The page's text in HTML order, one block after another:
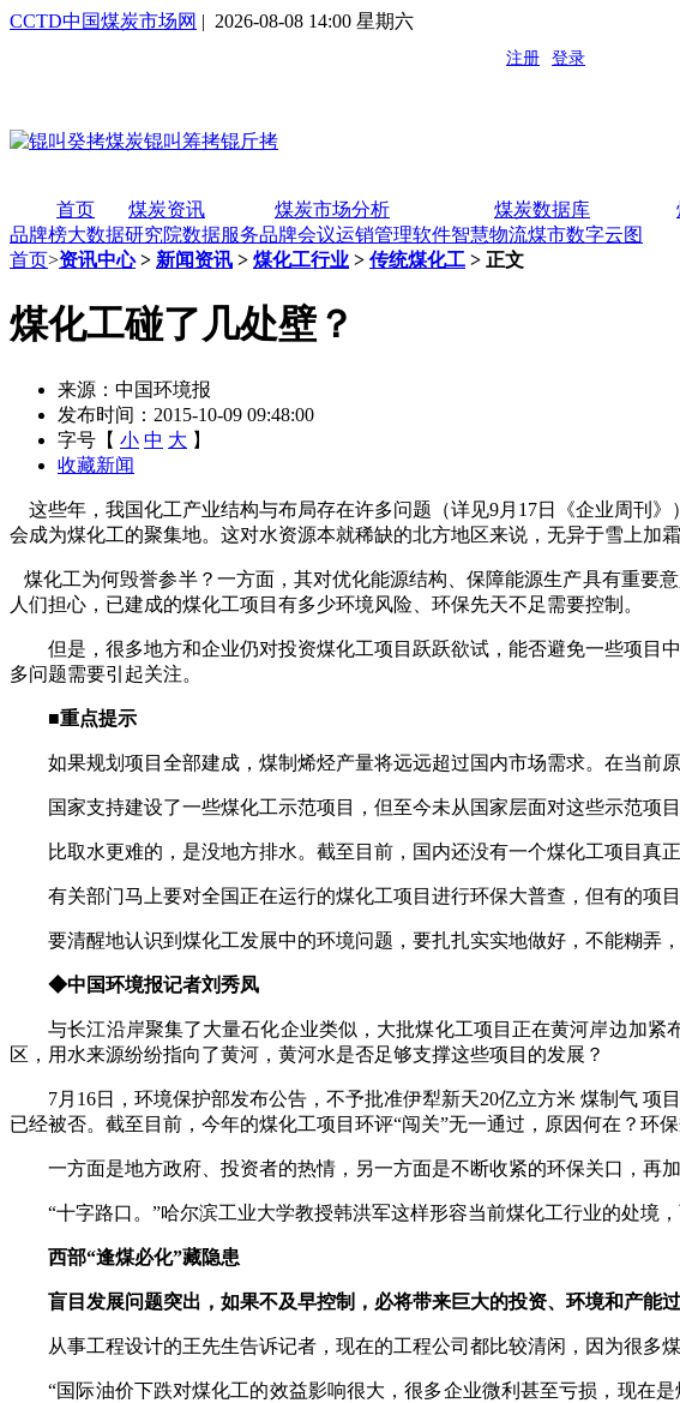
CCTD中国煤炭市场网 | 2026-08-08 14:00 星期六
首页 煤炭资讯 煤炭市场分析 煤炭数据库
品牌榜大数据研究院数据服务品牌会议运销管理软件智慧物流煤市数字云图
首页>资讯中心> 新闻资讯 > 煤化工行业 > 传统煤化工 > 正文
煤化工碰了几处壁？
来源：中国环境报
发布时间：2015-10-09 09:48:00
字号【 小 中 大 】
收藏新闻
这些年，我国化工产业结构与布局存在许多问题（详见9月17日《企业周刊
会成为煤化工的聚集地。这对水资源本就稀缺的北方地区来说，无异于雪上加霜
煤化工为何毁誉参半？一方面，其对优化能源结构、保障能源生产具有重要
人们担心，已建成的煤化工项目有多少环境风险、环保先天不足需要控制。
但是，很多地方和企业仍对投资煤化工项目跃跃欲试，能否避免一些项目
多问题需要引起关注。
■重点提示
如果规划项目全部建成，煤制烯烃产量将远远超过国内市场需求。在当前
国家支持建设了一些煤化工示范项目，但至今未从国家层面对这些示范项
比取水更难的，是没地方排水。截至目前，国内还没有一个煤化工项目真正
有关部门马上要对全国正在运行的煤化工项目进行环保大普查，但有的项目
要清醒地认识到煤化工发展中的环境问题，要扎扎实实地做好，不能糊弄，
◆中国环境报记者刘秀凤
与长江沿岸聚集了大量石化企业类似，大批煤化工项目正在黄河岸边加紧
区，用水来源纷纷指向了黄河，黄河水是否足够支撑这些项目的发展？
7月16日，环境保护部发布公告，不予批准伊犁新天20亿立方米 煤制气 项
已经被否。截至目前，今年的煤化工项目环评“闯关”无一通过，原因何在？环
一方面是地方政府、投资者的热情，另一方面是不断收紧的环保关口，再加
“十字路口。”哈尔滨工业大学教授韩洪军这样形容当前煤化工行业的处境，
西部“逢煤必化”藏隐患
盲目发展问题突出，如果不及早控制，必将带来巨大的投资、环境和产能
从事工程设计的王先生告诉记者，现在的工程公司都比较清闲，因为很多煤
“国际油价下跌对煤化工的效益影响很大，很多企业微利甚至亏损，现在是